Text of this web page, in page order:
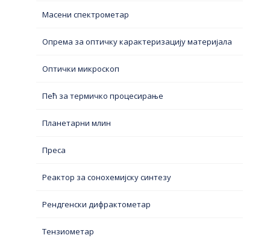
Масени спектрометар
Опрема за оптичку карактеризацију материјала
Оптички микроскоп
Пећ за термичко процесирање
Планетарни млин
Преса
Реактор за сонохемијску синтезу
Рендгенски дифрактометар
Тензиометар